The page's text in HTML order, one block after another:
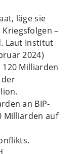
läge sie
–
Laut Institut
2024)
Milliarden
der
an BIP-
Milliarden auf